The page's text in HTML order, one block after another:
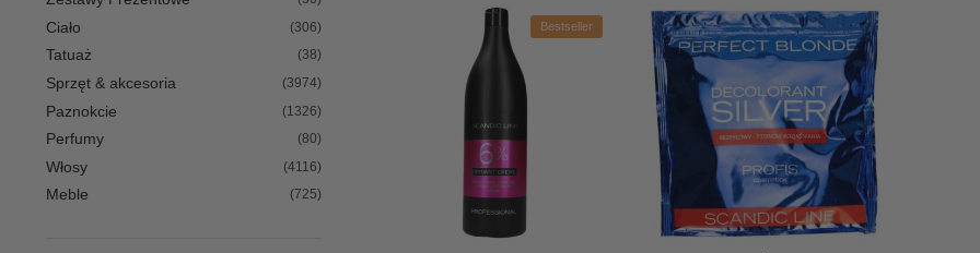
Bestseller
Ciało (306)
Tatuaż (38)
Sprzęt & akcesoria (3974)
Paznokcie (1326)
Perfumy (80)
Włosy (4116)
Meble (725)